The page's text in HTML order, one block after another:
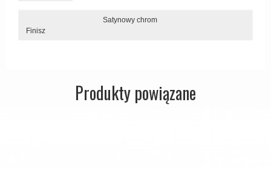
Finisz
Satynowy chrom
Produkty powiązane